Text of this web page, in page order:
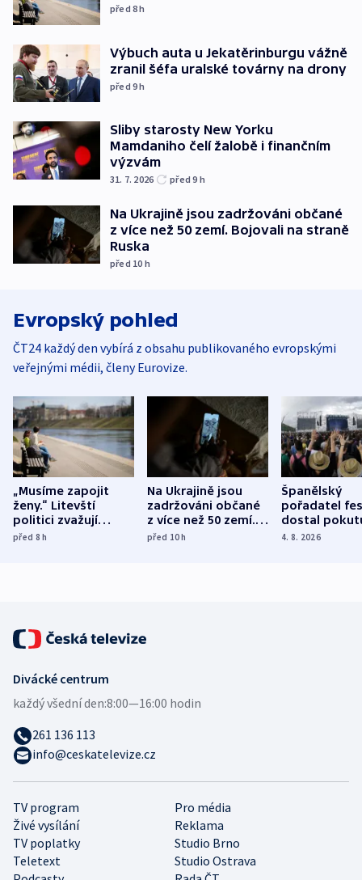
před 8h
Výbuch auta u Jekatěrinburgu vážně
zranil šéfa uralské továrny na drony
před 9h
Sliby starosty New Yorku
Mamdaniho čelí žalobě i finančním
výzvám
31. 7. 2026 před 9 h
Na Ukrajině jsou zadržováni občané
z více než 50 zemí. Bojovali na straně
Ruska
před 10 h
Evropský pohled
ČT24 každý den vybírá z obsahu publikovaného evropskými
veřejnými médii, členy Eurovize.
„Musíme zapojit
ženy.“ Litevští
politici zvažují
dohodu o
před 8h
Na Ukrajině jsou
zadržováni občané
z více než 50 zemí.
Bojovali na straně
před 10h
Španělský
pořadatel
dostal
nekalé
4. 8. 2026
TV program
Pro média
Živé vysílání
Reklama
TV poplatky
Studio Brno
Teletext
Studio Ostrava
Divácké centrum
každý všední den:8:00—16:00 hodin
261 136 113
info@ceskatelevize.cz